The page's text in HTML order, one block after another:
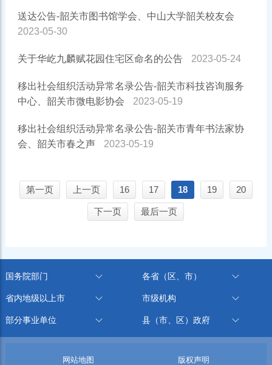
送达公告-韶关市图书馆学会、中山大学韶关校友会
2023-05-30
关于华屹九麟赋花园住宅区命名的公告 2023-05-24
移出社会组织活动异常名录公告-韶关市科技咨询服务
中心、韶关市微电影协会
2023-05-19
移出社会组织活动异常名录公告-韶关市青年书法家协
会、韶关市春之声
2023-05-19
第一页 上一页 16 17 18 19 20
下一页 最后一页
国务院部门 各省（区、市）
省内地级以上市 市级机构
部分事业单位 县（市、区）政府
网站地图
版权声明